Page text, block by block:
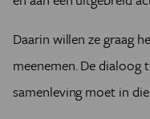
Daarin willen ze graag
meenemen. De dialoog
samenleving moet in